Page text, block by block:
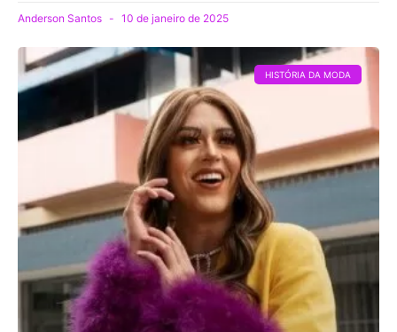
Anderson Santos
10 de janeiro de 2025
HISTÓRIA DA MODA